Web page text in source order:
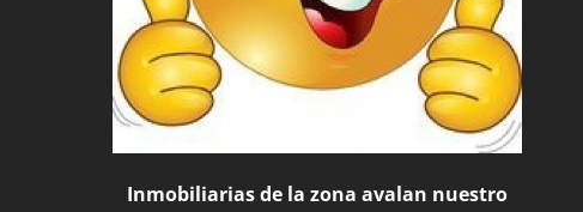
Inmobiliarias de la zona avalan nuestro